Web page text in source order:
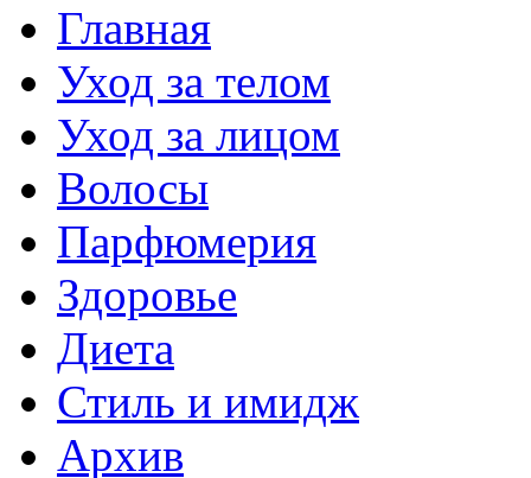
Главная
Уход за телом
Уход за лицом
Волосы
Парфюмерия
Здоровье
Диета
Стиль и имидж
Архив